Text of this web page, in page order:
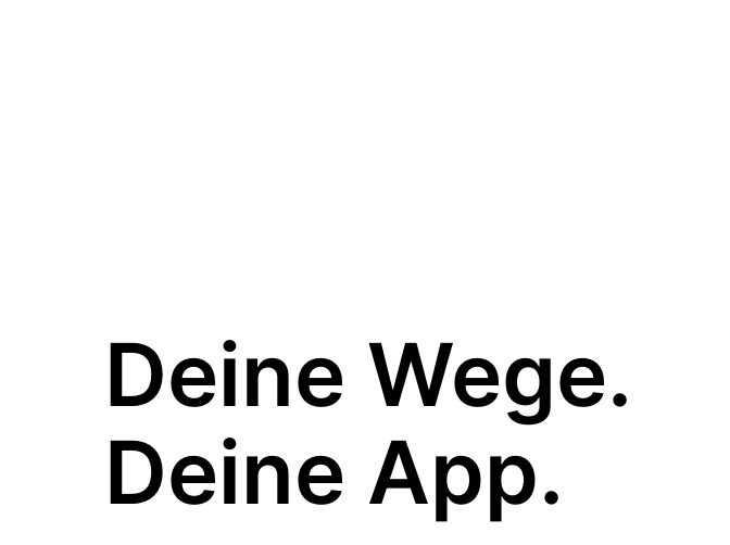
Deine Wege.
Deine App.